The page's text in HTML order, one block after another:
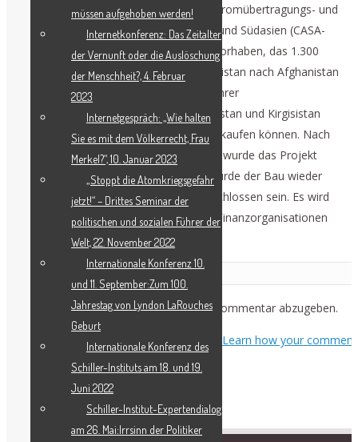
Ein weiteres wichtiges Projekt ist das Stromübertragungs- und
-handelsprojekt zwischen Zentralasien und Südasien (CASA-
1000), ein 1,2 Milliarden Dollar teures Vorhaben, das 1.300
MW Strom aus Tadschikistan und Kirgisistan nach Afghanistan
und Pakistan bringen würde. Aufgrund ihrer
Wasserkraftanlagen verfügen Tadschikistan und Kirgisistan
über überschüssigen Strom, den sie verkaufen können. Nach
der Machtübernahme durch die Taliban wurde das Projekt
zwar auf Eis gelegt, doch inzwischen wurde der Bau wieder
aufgenommen und soll bis 2024 abgeschlossen sein. Es wird
von einem Konsortium internationaler Finanzorganisationen
Leave a Reply
angemeldetsein, um einen Kommentar abzugeben.
This site uses Akismet to reduce spam. Learn how your comment
data is processed.
müssen aufgehoben werden!
Internetkonferenz: Das Zeitalter
der Vernunft oder die Auslöschung
der Menschheit?, 4. Februar
2023
Internetgespräch: „Wie halten
Sie es mit dem Völkerrecht, Frau
Merkel?“, 10. Januar 2023
„Stoppt die Atomkriegsgefahr
jetzt!“ – Drittes Seminar der
politischen und sozialen Führer der
Welt, 22. November 2022
Internationale Konferenz 10.
und 11. September:Zum 100.
Jahrestag von Lyndon LaRouches
Geburt
Internationale Konferenz des
Schiller-Instituts am 18. und 19.
Juni 2022
Schiller-Institut-Expertendialog
am 26. Mai:Irrsinn der Politiker